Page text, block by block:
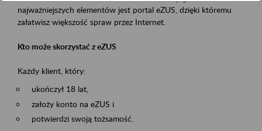
najważniejszych elementów jest portal eZUS, dzięki któremu
załatwisz większość spraw przez Internet.
Kto może skorzystać z eZUS
Każdy klient, który:
ukończył 18 lat,
założy konto na eZUS i
potwierdzi swoją tożsamość.